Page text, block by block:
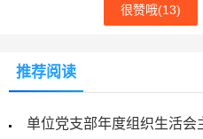
很赞哦(13)
推荐阅读
单位党支部年度组织生活会